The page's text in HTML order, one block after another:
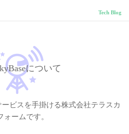
Tech Blog
について
ービスを手掛ける株式会社テラスカ
ームです。